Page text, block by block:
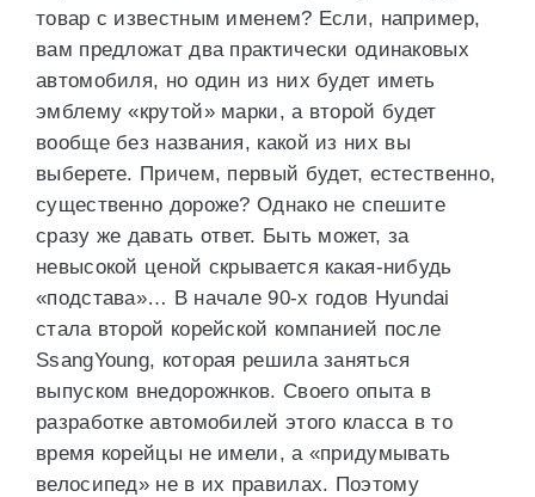
товар с известным именем? Если, например,
вам предложат два практически одинаковых
автомобиля, но один из них будет иметь
эмблему «крутой» марки, а второй будет
вообще без названия, какой из них вы
выберете. Причем, первый будет, естественно,
существенно дороже? Однако не спешите
сразу же давать ответ. Быть может, за
невысокой ценой скрывается какая-нибудь
«подстава»… В начале 90-х годов Hyundai
стала второй корейской компанией после
SsangYoung, которая решила заняться
выпуском внедорожнков. Своего опыта в
разработке автомобилей этого класса в то
время корейцы не имели, а «придумывать
велосипед» не в их правилах. Поэтому